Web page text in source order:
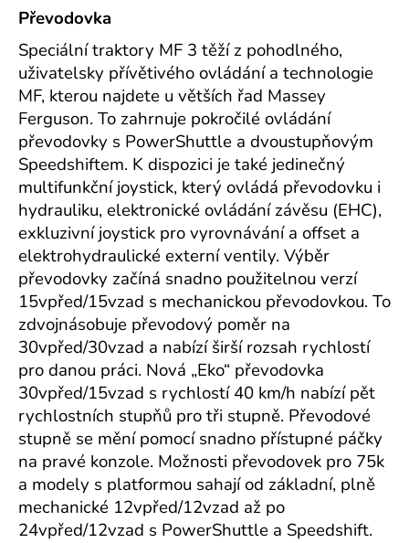
Převodovka
Speciální traktory MF 3 těží z pohodlného,
uživatelsky přívětivého ovládání a technologie
MF, kterou najdete u větších řad Massey
Ferguson. To zahrnuje pokročilé ovládání
převodovky s PowerShuttle a dvoustupňovým
Speedshiftem. K dispozici je také jedinečný
multifunkční joystick, který ovládá převodovku i
hydrauliku, elektronické ovládání závěsu (EHC),
exkluzivní joystick pro vyrovnávání a offset a
elektrohydraulické externí ventily. Výběr
převodovky začíná snadno použitelnou verzí
15vpřed/15vzad s mechanickou převodovkou. To
zdvojnásobuje převodový poměr na
30vpřed/30vzad a nabízí širší rozsah rychlostí
pro danou práci. Nová „Eko“ převodovka
30vpřed/15vzad s rychlostí 40 km/h nabízí pět
rychlostních stupňů pro tři stupně. Převodové
stupně se mění pomocí snadno přístupné páčky
na pravé konzole. Možnosti převodovek pro 75k
a modely s platformou sahají od základní, plně
mechanické 12vpřed/12vzad až po
24vpřed/12vzad s PowerShuttle a Speedshift.